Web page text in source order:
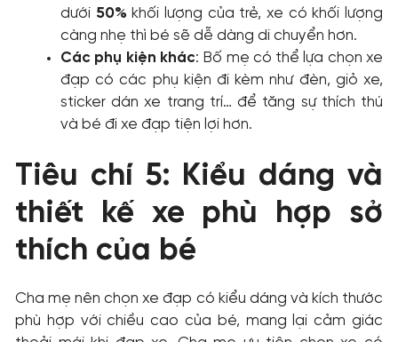
dưới 50% khối lượng của trẻ, xe có khối lượng
càng nhẹ thì bé sẽ dễ dàng di chuyển hơn.
Các phụ kiện khác: Bố mẹ có thể lựa chọn xe
đạp có các phụ kiện đi kèm như đèn, giỏ xe,
sticker dán xe trang trí… để tăng sự thích thú
và bé đi xe đạp tiện lợi hơn.
Tiêu chí 5: Kiểu dáng và
thiết kế xe phù hợp sở
thích của bé
Cha mẹ nên chọn xe đạp có kiểu dáng và kích thước
phù hợp với chiều cao của bé, mang lại cảm giác